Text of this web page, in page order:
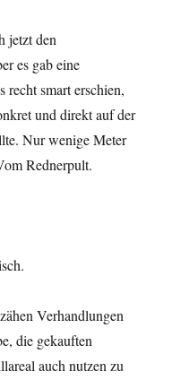
jetzt den
es gab eine
smart erschien,
und direkt auf der
Nur wenige Meter
Rednerpult.
Verhandlungen
die gekauften
auch nutzen zu